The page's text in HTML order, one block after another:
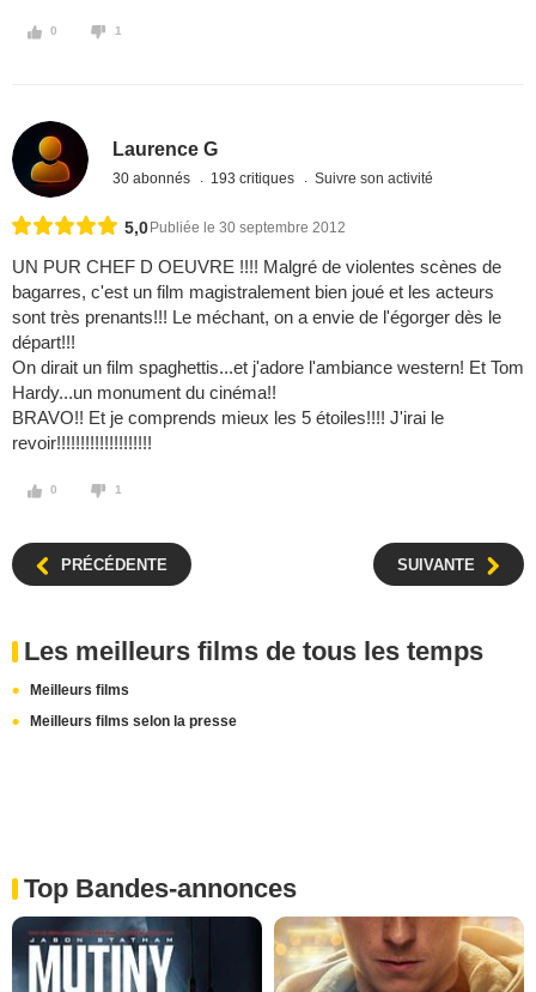
0 1
Laurence G
30 abonnés 193 critiques Suivre son activité
5,0 Publiée le 30 septembre 2012
UN PUR CHEF D OEUVRE !!!! Malgré de violentes scènes de
bagarres, c'est un film magistralement bien joué et les acteurs
sont très prenants!!! Le méchant, on a envie de l'égorger dès le
départ!!!
On dirait un film spaghettis...et j'adore l'ambiance western! Et Tom
Hardy...un monument du cinéma!!
BRAVO!! Et je comprends mieux les 5 étoiles!!!! J'irai le
revoir!!!!!!!!!!!!!!!!!!!!
0 1
PRÉCÉDENTE SUIVANTE
Les meilleurs films de tous les temps
Meilleurs films
Meilleurs films selon la presse
Top Bandes-annonces